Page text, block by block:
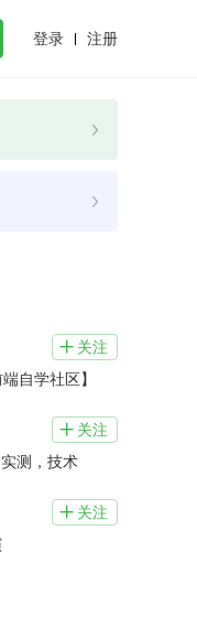
登录 注册
 关注
自学社区】
 关注
测，技术
 关注